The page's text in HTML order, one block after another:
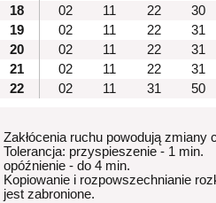
18
02 11 22 30
19
02 11 22 31
20
02 11 22 31
21
02 11 22 31
22
02 11 31 50
Zakłócenia ruchu powodują zmiany
Tolerancja: przyspieszenie - 1 min.
opóźnienie - do 4 min.
Kopiowanie i rozpowszechnianie
jest zabronione.